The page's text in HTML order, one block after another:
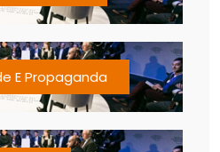
E Propaganda